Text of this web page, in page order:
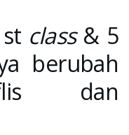
class& 5
berubah
dan